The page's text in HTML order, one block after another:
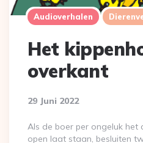
Audioverhalen
Het
overkant
29 Juni 2022
Als de boer per ongeluk het
open laat staan, besluiten